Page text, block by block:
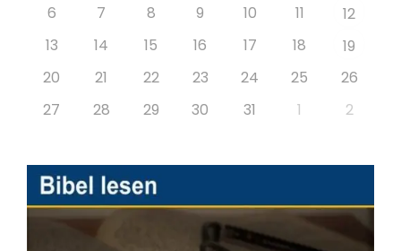
6
7 8 9 10 11
12
13
14 15 16 17 18
19
20
21 22 23 24 25
26
27
28 29 30 31 1 2